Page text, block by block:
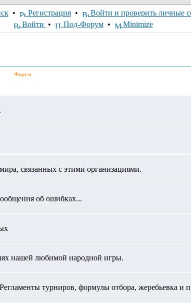
• Регистрация•
Войти и проверить личные
Войти • Под-Форум• Minimize
Форум
связанных с этими организациями.
об ошибках...
нашей любимой народной игры.
турниров, формулы отбора, жеребьевка и